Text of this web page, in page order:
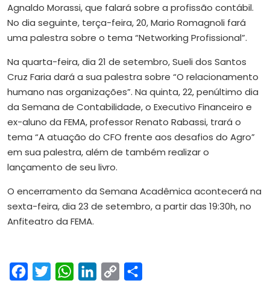
Agnaldo Morassi, que falará sobre a profissão contábil.
No dia seguinte, terça-feira, 20, Mario Romagnoli fará
uma palestra sobre o tema “Networking Profissional”.
Na quarta-feira, dia 21 de setembro, Sueli dos Santos
Cruz Faria dará a sua palestra sobre “O relacionamento
humano nas organizações”. Na quinta, 22, penúltimo dia
da Semana de Contabilidade, o Executivo Financeiro e
ex-aluno da FEMA, professor Renato Rabassi, trará o
tema “A atuação do CFO frente aos desafios do Agro”
em sua palestra, além de também realizar o
lançamento de seu livro.
O encerramento da Semana Acadêmica acontecerá na
sexta-feira, dia 23 de setembro, a partir das 19:30h, no
Anfiteatro da FEMA.
FacebookTwitterWhatsAppLinkedIn
Copy